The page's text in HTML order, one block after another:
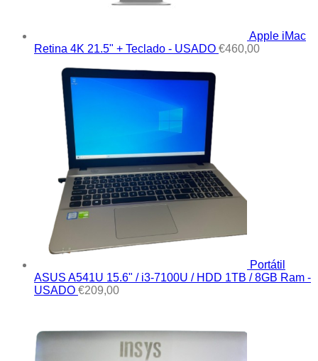
Apple iMac
Retina 4K 21.5" + Teclado - USADO €460,00
Portátil
ASUS A541U 15.6" / i3-7100U / HDD 1TB / 8GB Ram -
USADO €209,00